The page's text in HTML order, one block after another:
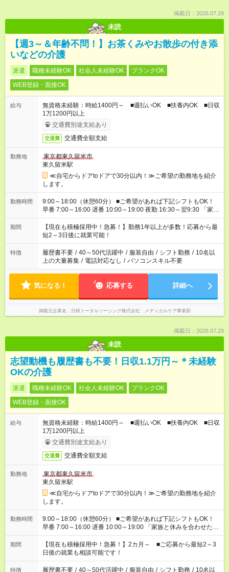
掲載日：2026.07.29
未読
【週3～＆年齢不問！】お茶くみやお散歩の付き添
いなどの介護
派遣 職種未経験OK 社会人未経験OK
ブランクOK
WEB登録・面接OK
給与
無資格未経験：時給1400円～ ■週払いOK ■扶養内OK ■日収
1万1200円以上
交通費別途支給あり
交通費 交通費全額支給
勤務地
東京都東久留米市
東久留米駅
≪自宅からドアtoドアで30分以内！≫ご希望の勤務地を紹介
します。
勤務時間
9:00～18:00（休憩60分） ■ご希望があれば下記シフトもOK！
早番 7:00～16:00 遅番 10:00～19:00 夜勤 16:30～翌9:30 「家族
と休みを合わせたい」 「余裕を持って夕飯の準備がしたい」
「できれば残業はしたくない」 など、ご希望を教えてください
ね。 ※Wワーク希望の方へ 今ご覧のお仕事で希望する勤務時間
と、もう1つのお仕事の勤務時間。 合計で週40時間を超える場
合は応募できません。
期間
【現在も積極採用中！急募！】勤務1年以上が多数！応募から最
短2～3日後に就業可能！
特徴 履歴書不要 / 40～50代活躍中 / 服装自由 / シフト勤務 / 10名以
上の大量募集 / 電話対応なし / パソコンスキル不要
気になる！ 応募する 詳細へ
掲載元企業名 日研トータルソーシング株式会社 メディカルケア事業部
掲載日：2026.07.29
未読
志望動機も履歴書も不要！日収1.1万円～＊未経験
OKの介護
派遣 職種未経験OK 社会人未経験OK
ブランクOK
WEB登録・面接OK
給与
無資格未経験：時給1400円～ ■週払いOK ■扶養内OK ■日収
1万1200円以上
交通費別途支給あり
交通費 交通費全額支給
勤務地
東京都東久留米市
東久留米駅
≪自宅からドアtoドアで30分以内！≫ご希望の勤務地を紹介
します。
勤務時間
9:00～18:00（休憩60分） ■ご希望があれば下記シフトもOK！
早番 7:00～16:00 遅番 10:00～19:00 「家族と休みを合わせた
い」 「余裕を持って夕飯の準備がしたい」 「できれば残業はし
たくない」 など、ご希望を教えてくださいね。 ※Wワーク希望
の方へ 今ご覧のお仕事で希望する勤務時間と、もう1つのお仕事
の勤務時間。 合計で週40時間を超える場合は応募できません。
期間
【現在も積極採用中！急募！】2カ月～ ■ご応募から最短2～3
日後の就業も相談可能です！
特徴 履歴書不要 / 40～50代活躍中 / 服装自由 / シフト勤務 / 10名以